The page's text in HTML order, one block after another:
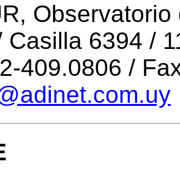
Casilla 6394 /
409.0806 /